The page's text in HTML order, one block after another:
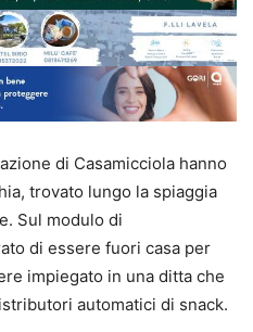
di Casamicciola hanno
trovato lungo la spiaggia
Sul modulo di
di essere fuori casa per
impiegato in una ditta che
automatici di snack.